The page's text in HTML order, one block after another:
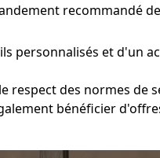
recommandé
personnalisés et d'un
des normes de
bénéficier